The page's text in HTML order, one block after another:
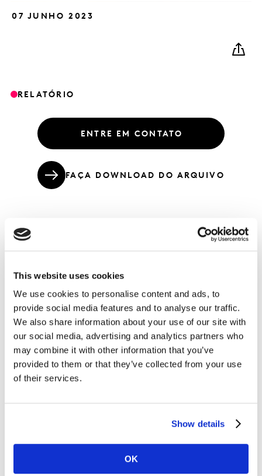
This website uses cookies
We use cookies to personalise content and ads, to
provide social media features and to analyse our traffic.
We also share information about your use of our site with
our social media, advertising and analytics partners who
may combine it with other information that you’ve
provided to them or that they’ve collected from your use
of their services.
Show details
OK
07 JUNHO 2023
RELATÓRIO
ENTRE EM CONTATO
FAÇA DOWNLOAD DO ARQUIVO
Categorias de cuidados pessoais devem
namorados
Antecipando tendências de consumo para o dia dos
namorados brasileiro e seu impacto empara algumas
categorias, nossos dados já mostram que os homens
estão mais comprometidos do que as mulheres este
ano. 41% deles dizem estar casados e 7% em uma
relação estável, enquanto entre elas os percentuais são
Entre os que têm parceiros, 31% dos respondentes
afirmam não ter comprado um produto de cuidados
pessoais no primeiro trimestre de 2023 porque o
ganharam. Entre os presentes mais recebidos estão os